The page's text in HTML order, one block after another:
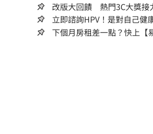
改版大回饋 熱門3C大獎接
立即諮詢HPV！是對自己健
下個月房租差一點？快上【